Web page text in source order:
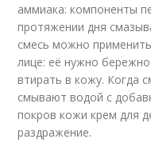
аммиака: компоненты
протяжении дня
смесь можно
лице: её нужно
втирать в кожу. Когда
смывают водой с
покров кожи крем для
раздражение.